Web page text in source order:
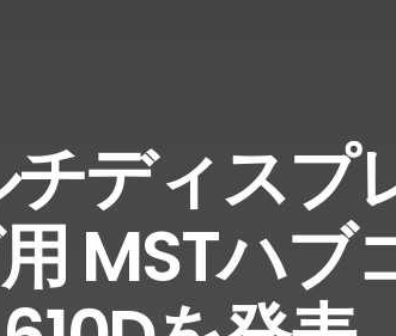
ディスプ
MSTハブ